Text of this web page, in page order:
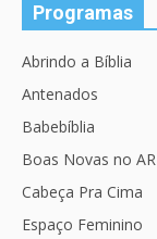
Programas
Abrindo a Bíblia
Antenados
Babebíblia
Boas Novas no AR
Cabeça Pra Cima
Espaço Feminino